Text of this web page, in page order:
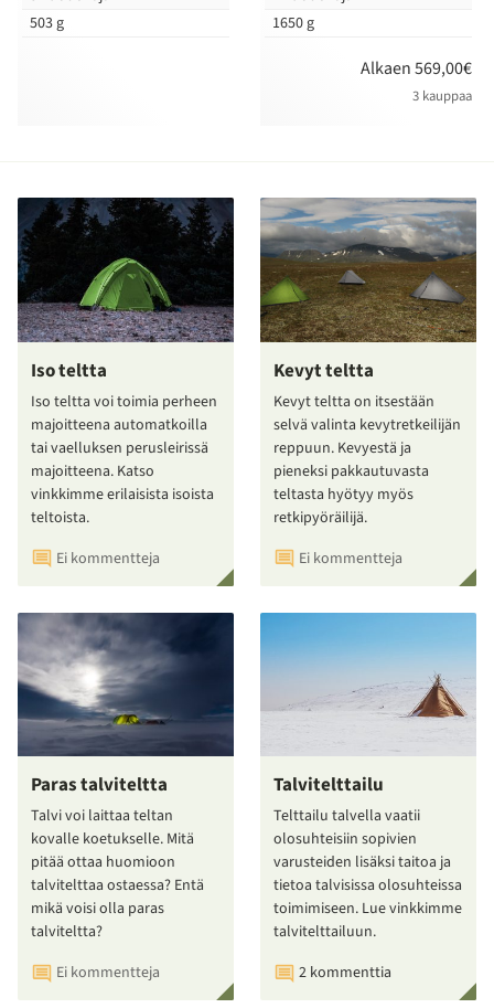
503 g
1650 g
Alkaen 569,00€
3 kauppaa
Iso teltta
Iso teltta voi toimia perheen
majoitteena automatkoilla
tai vaelluksen perusleirissä
majoitteena. Katso
vinkkimme erilaisista isoista
teltoista.
Ei kommentteja
Kevyt teltta
Kevyt teltta on itsestään
selvä valinta kevytretkeilijän
reppuun. Kevyestä ja
pieneksi pakkautuvasta
teltasta hyötyy myös
retkipyöräilijä.
Ei kommentteja
Paras talviteltta
Talvi voi laittaa teltan
kovalle koetukselle. Mitä
pitää ottaa huomioon
talvitelttaa ostaessa? Entä
mikä voisi olla paras
talviteltta?
Ei kommentteja
Talvitelttailu
Telttailu talvella vaatii
olosuhteisiin sopivien
varusteiden lisäksi taitoa ja
tietoa talvisissa olosuhteissa
toimimiseen. Lue vinkkimme
talvitelttailuun.
2 kommenttia